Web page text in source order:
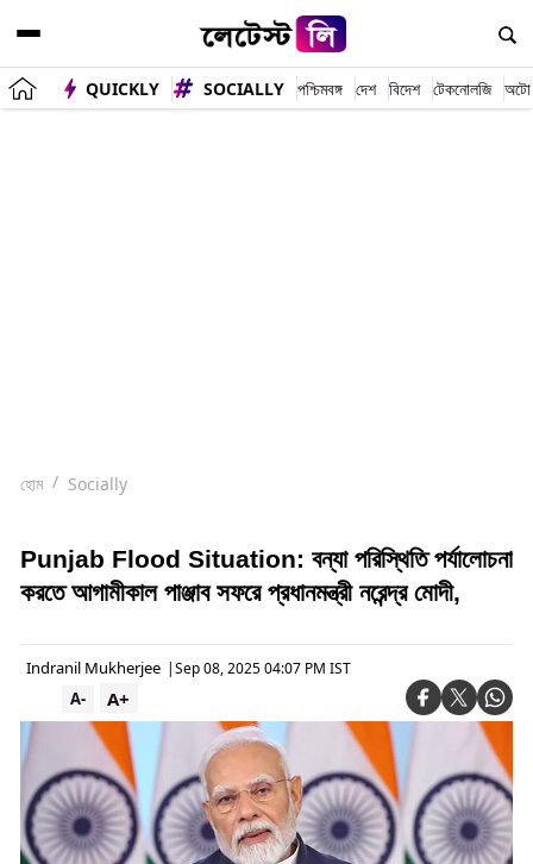
QUICKLY SOCIALLY পশ্চিমবঙ্গ দেশ বিদেশ টেকনোলজি অটো
হোম Socially
Punjab Flood Situation: বন্যা পরিস্থিতি পর্যালোচনা
করতে আগামীকাল পাঞ্জাব সফরে প্রধানমন্ত্রী নরেন্দ্র মোদী,
Indranil Mukherjee |Sep 08, 2025 04:07 PM IST
A+
A-